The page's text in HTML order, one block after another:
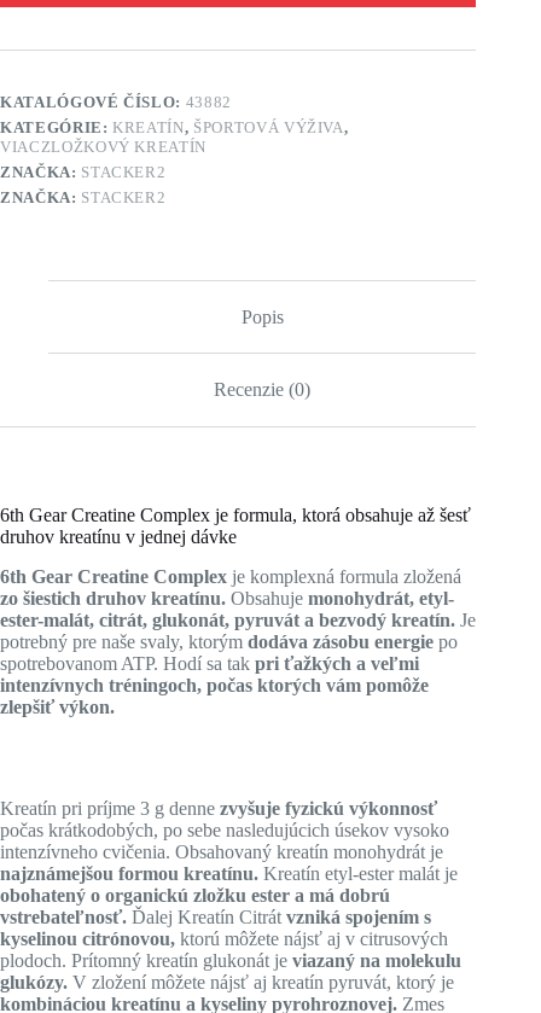
KATALÓGOVÉ ČÍSLO: 43882
KATEGÓRIE:KREATÍN, ŠPORTOVÁ VÝŽIVA,
VIACZLOŽKOVÝ KREATÍN
ZNAČKA: STACKER2
ZNAČKA: STACKER2
Popis
Recenzie (0)
6th Gear Creatine Complex je formula, ktorá obsahuje až šesť
druhov kreatínu v jednej dávke
6th Gear Creatine Complex je komplexná formula zložená
zo šiestich druhov kreatínu. Obsahuje monohydrát, etyl-
ester-malát, citrát, glukonát, pyruvát a bezvodý kreatín. Je
potrebný pre naše svaly, ktorým dodáva zásobu energie po
spotrebovanom ATP. Hodí sa tak pri ťažkých a veľmi
intenzívnych tréningoch, počas ktorých vám pomôže
zlepšiť výkon.
Kreatín pri príjme 3 g denne zvyšuje fyzickú výkonnosť
počas krátkodobých, po sebe nasledujúcich úsekov vysoko
intenzívneho cvičenia. Obsahovaný kreatín monohydrát je
najznámejšou formou kreatínu. Kreatín etyl-ester malát je
obohatený o organickú zložku ester a má dobrú
vstrebateľnosť. Ďalej Kreatín Citrát vzniká spojením s
kyselinou citrónovou, ktorú môžete nájsť aj v citrusových
plodoch. Prítomný kreatín glukonát je viazaný na molekulu
glukózy. V zložení môžete nájsť aj kreatín pyruvát, ktorý je
kombináciou kreatínu a kyseliny pyrohroznovej. Zmes